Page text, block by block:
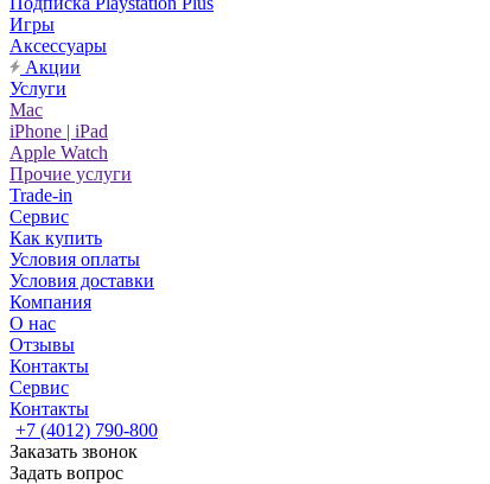
Игры
Аксессуары
Акции
Услуги
Mac
iPhone | iPad
Apple Watch
Прочие услуги
Trade-in
Сервис
Как купить
Условия оплаты
Условия доставки
Компания
О нас
Отзывы
Контакты
Сервис
Контакты
+7 (4012) 790-800
Заказать звонок
Задать вопрос